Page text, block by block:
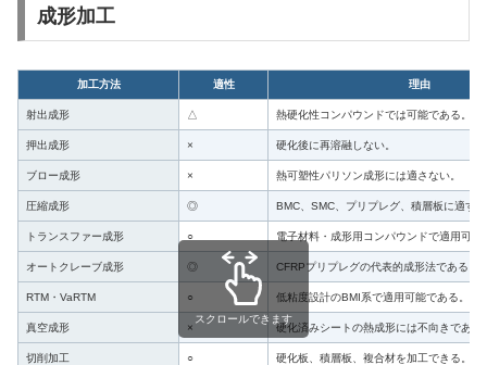
成形加工
加工方法 適性 理由
射出成形 △ 熱硬化性コンパウンドでは可能である。
押出成形 × 硬化後に再溶融しない。
ブロー成形 × 熱可塑性パリソン成形には適さない。
圧縮成形 ◎ BMC、SMC、プリプレグ、積層板に適す
トランスファー成形 ○ 電子材料・成形用コンパウンドで適用可能
オートクレーブ成形 ◎ CFRPプリプレグの代表的成形法である。
RTM・VaRTM ○ 低粘度設計のBMI系で適用可能である。
真空成形 × 硬化済みシートの熱成形には不向きである
切削加工 ○ 硬化板、積層板、複合材を加工できる。
スクロールできます